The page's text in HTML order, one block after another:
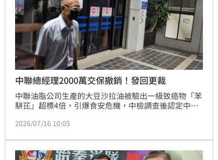
中聯總經理2000萬交保撤銷！發回更裁
中聯油脂公司生產的大豆沙拉油被驗出一級致癌物「苯
駢芘」超標4倍，引爆食安危機，中檢調查後認定中聯
定余凌冲2000萬元交保。中檢則於13日送出抗告補充
日）撤銷原裁定，全案發回台中地院更裁。
2026/07/16 10:05